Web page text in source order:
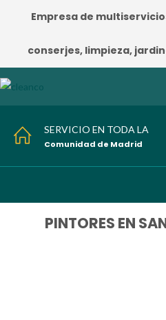
Empresa de
conserjes, limpieza,
SERVICIO EN TODA LA
Comunidad de Madrid
PINTORES EN